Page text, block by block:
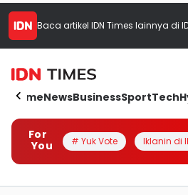
Baca artikel IDN Times lainnya di
HomeNewsBusinessSportTech
For
You
# Yuk Vote Iklanin di